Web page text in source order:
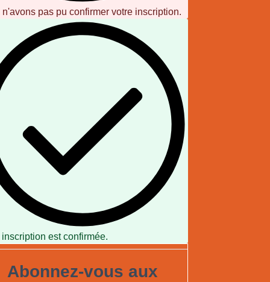
pas pu confirmer votre inscription.
inscription est confirmée.
Abonnez-vous aux